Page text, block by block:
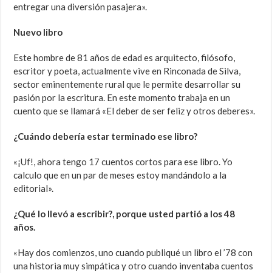
entregar una diversión pasajera».
Nuevo libro
Este hombre de 81 años de edad es arquitecto, filósofo,
escritor y poeta, actualmente vive en Rinconada de Silva,
sector eminentemente rural que le permite desarrollar su
pasión por la escritura. En este momento trabaja en un
cuento que se llamará «El deber de ser feliz y otros deberes».
¿Cuándo debería estar terminado ese libro?
«¡Uf!, ahora tengo 17 cuentos cortos para ese libro. Yo
calculo que en un par de meses estoy mandándolo a la
editorial».
¿Qué lo llevó a escribir?, porque usted partió a los 48
años.
«Hay dos comienzos, uno cuando publiqué un libro el ’78 con
una historia muy simpática y otro cuando inventaba cuentos